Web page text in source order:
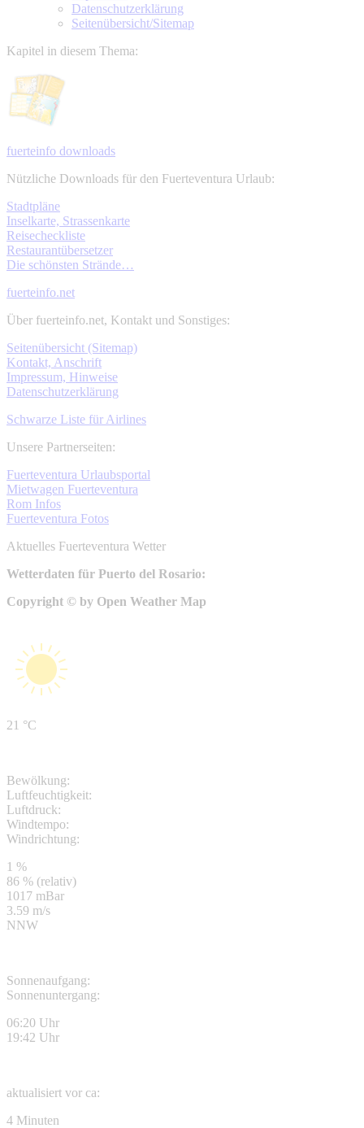
Datenschutzerklärung
Seitenübersicht/Sitemap
Kapitel in diesem Thema:
fuerteinfo downloads
Nützliche Downloads für den Fuerteventura Urlaub:
Stadtpläne
Inselkarte, Strassenkarte
Reisecheckliste
Restaurantübersetzer
Die schönsten Strände…
fuerteinfo.net
Über fuerteinfo.net, Kontakt und Sonstiges:
Seitenübersicht (Sitemap)
Kontakt, Anschrift
Impressum, Hinweise
Datenschutzerklärung
Schwarze Liste für Airlines
Unsere Partnerseiten:
Fuerteventura Urlaubsportal
Mietwagen Fuerteventura
Rom Infos
Fuerteventura Fotos
Aktuelles Fuerteventura Wetter
Wetterdaten für Puerto del Rosario:
Copyright © by Open Weather Map
21 °C
Bewölkung:
Luftfeuchtigkeit:
Luftdruck:
Windtempo:
Windrichtung:
1 %
86 % (relativ)
1017 mBar
3.59 m/s
NNW
Sonnenaufgang:
Sonnenuntergang:
06:20 Uhr
19:42 Uhr
aktualisiert vor ca:
4 Minuten